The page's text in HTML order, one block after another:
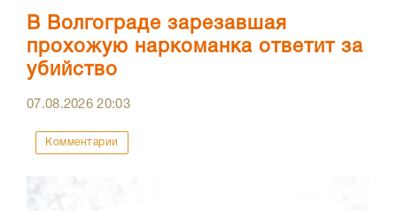
В Волгограде зарезавшая
прохожую наркоманка ответит за
убийство
07.08.202620:03
Комментарии